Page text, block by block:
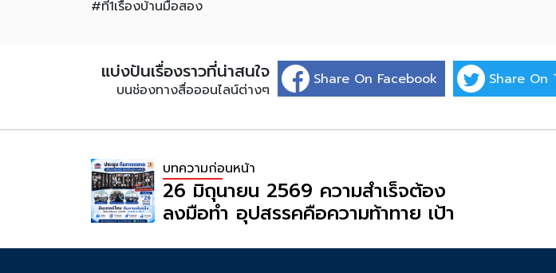
#ที่1เรื่องบ้านมือสอง
แบ่งปันเรื่องราวที่น่าสนใจ
บนช่องทางสื่อออนไลน์ต่างๆ
Share On Facebook Share On
บทความก่อนหน้า
26 มิถุนายน 2569 ความสำเร็จต้อง
ลงมือทำ อุปสรรคคือความท้าทาย เป้า
ประชุมประจำสัปดาห์